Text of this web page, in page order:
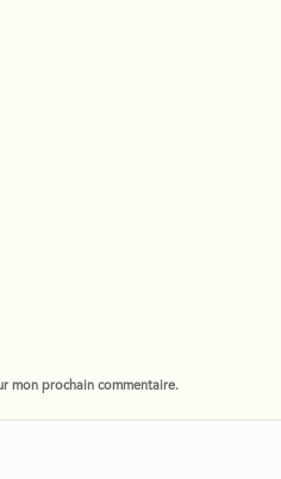
mon prochain commentaire.